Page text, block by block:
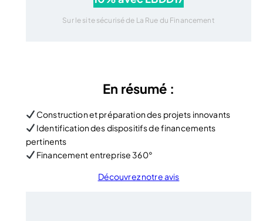
Sur le site sécurisé de La Rue du Financement
En résumé :
Construction et préparation des projets innovants
Identification des dispositifs de financements
pertinents
Financement entreprise 360°
Découvrez notre avis